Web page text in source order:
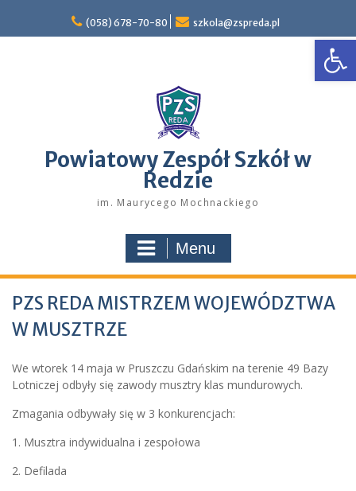
content
(058) 678-70-80 szkola@zspreda.pl
Powiatowy Zespół Szkół w
Redzie
im. Maurycego Mochnackiego
Menu
PZS REDA MISTRZEM WOJEWÓDZTWA
W MUSZTRZE
We wtorek 14 maja w Pruszczu Gdańskim na terenie 49 Bazy
Lotniczej odbyły się zawody musztry klas mundurowych.
Zmagania odbywały się w 3 konkurencjach:
1. Musztra indywidualna i zespołowa
2. Defilada